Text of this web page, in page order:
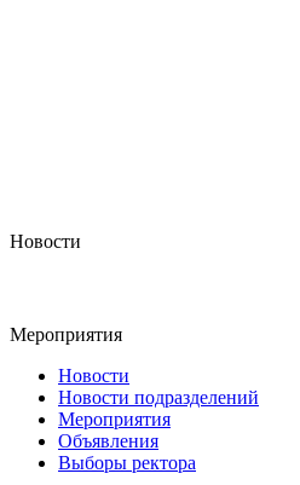
Новости
Мероприятия
Новости
Новости подразделений
Мероприятия
Объявления
Выборы ректора